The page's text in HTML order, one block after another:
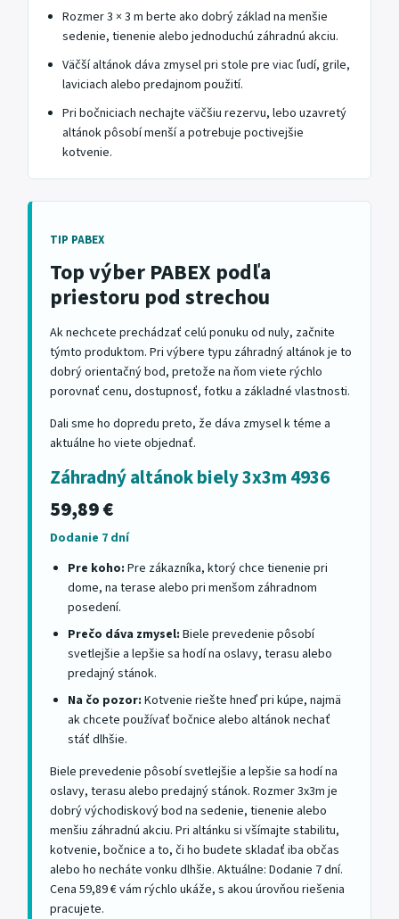
Rozmer 3 × 3 m berte ako dobrý základ na menšie
sedenie, tienenie alebo jednoduchú záhradnú akciu.
Väčší altánok dáva zmysel pri stole pre viac ľudí, grile,
laviciach alebo predajnom použití.
Pri bočniciach nechajte väčšiu rezervu, lebo uzavretý
altánok pôsobí menší a potrebuje poctivejšie
kotvenie.
TIP PABEX
Top výber PABEX podľa
priestoru pod strechou
Ak nechcete prechádzať celú ponuku od nuly, začnite
týmto produktom. Pri výbere typu záhradný altánok je to
dobrý orientačný bod, pretože na ňom viete rýchlo
porovnať cenu, dostupnosť, fotku a základné vlastnosti.
Dali sme ho dopredu preto, že dáva zmysel k téme a
aktuálne ho viete objednať.
Záhradný altánok biely 3x3m 4936
59,89 €
Dodanie 7 dní
Pre koho: Pre zákazníka, ktorý chce tienenie pri
dome, na terase alebo pri menšom záhradnom
posedení.
Prečo dáva zmysel: Biele prevedenie pôsobí
svetlejšie a lepšie sa hodí na oslavy, terasu alebo
predajný stánok.
Na čo pozor: Kotvenie riešte hneď pri kúpe, najmä
ak chcete používať bočnice alebo altánok nechať
stáť dlhšie.
Biele prevedenie pôsobí svetlejšie a lepšie sa hodí na
oslavy, terasu alebo predajný stánok. Rozmer 3x3m je
dobrý východiskový bod na sedenie, tienenie alebo
menšiu záhradnú akciu. Pri altánku si všímajte stabilitu,
kotvenie, bočnice a to, či ho budete skladať iba občas
alebo ho necháte vonku dlhšie. Aktuálne: Dodanie 7 dní.
Cena 59,89 € vám rýchlo ukáže, s akou úrovňou riešenia
pracujete.